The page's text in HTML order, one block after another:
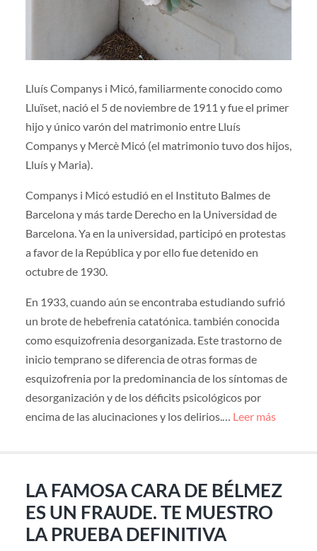
Lluís Companys i Micó, familiarmente conocido como
Lluïset, nació el 5 de noviembre de 1911 y fue el primer
hijo y único varón del matrimonio entre Lluís
Companys y Mercè Micó (el matrimonio tuvo dos hijos,
Lluís y Maria).
Companys i Micó estudió en el Instituto Balmes de
Barcelona y más tarde Derecho en la Universidad de
Barcelona. Ya en la universidad, participó en protestas
a favor de la República y por ello fue detenido en
octubre de 1930.
En 1933, cuando aún se encontraba estudiando sufrió
un brote de hebefrenia catatónica. también conocida
como esquizofrenia desorganizada. Este trastorno de
inicio temprano se diferencia de otras formas de
esquizofrenia por la predominancia de los síntomas de
desorganización y de los déficits psicológicos por
encima de las alucinaciones y los delirios.… Leer más
LA FAMOSA CARA DE BÉLMEZ
ES UN FRAUDE. TE MUESTRO
LA PRUEBA DEFINITIVA